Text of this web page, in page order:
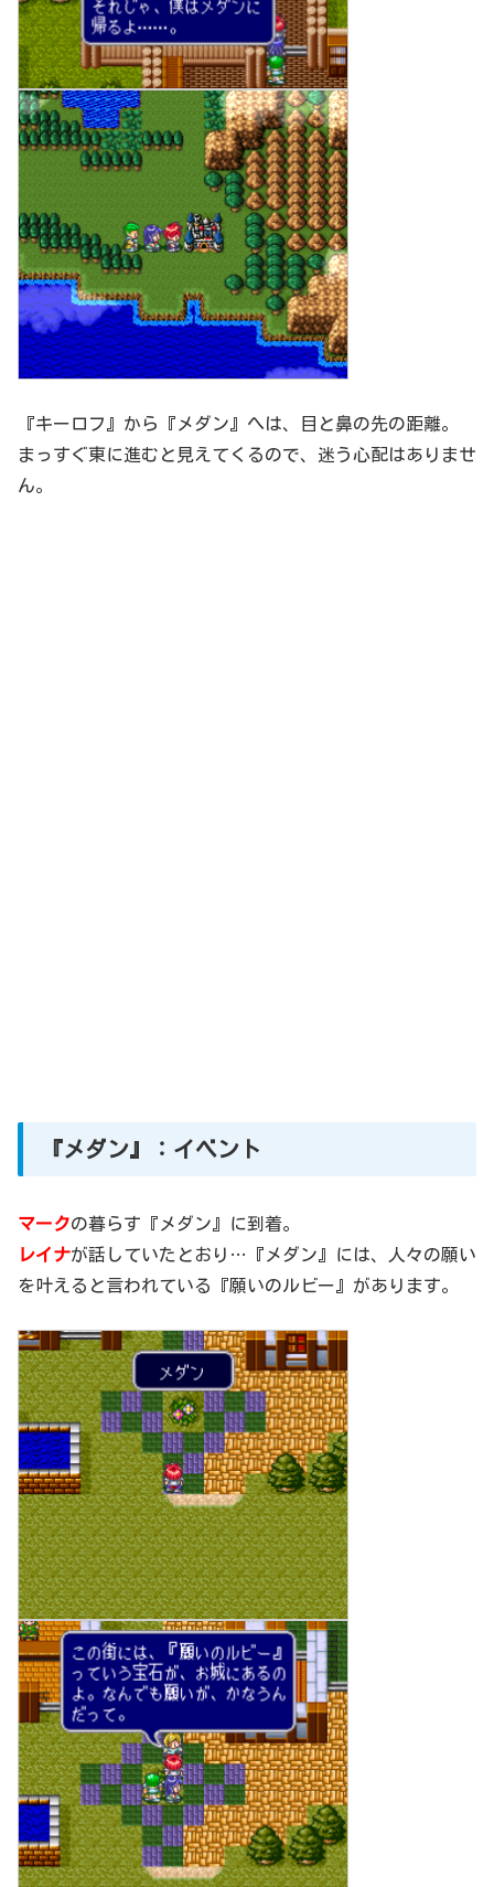
『キーロフ』から『メダン』へは、目と鼻の先の距離。
まっすぐ東に進むと見えてくるので、迷う心配はありませ
ん。
『メダン』：イベント
マークの暮らす『メダン』に到着。
レイナが話していたとおり…『メダン』には、人々の願い
を叶えると言われている『願いのルビー』があります。